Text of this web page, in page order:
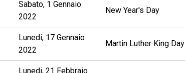
Sabato, 1 Gennaio
2022
New Year's Day
Lunedi, 17 Gennaio
2022
Martin Luther King Day
Lunedi, 21 Febbraio